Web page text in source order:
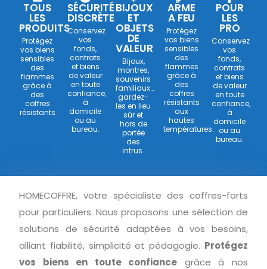
TOUS
LES
PRODUITS
Protégez
vos biens
sensibles
des
flammes
grâce à
des
coffres
résistants
SÉCURITÉ
DISCRÈTE
Conservez
vos
fonds,
contrats
et biens
de valeur
en toute
confiance,
à
domicile
ou au
bureau.
BIJOUX
ET
OBJETS
DE
VALEUR
Bijoux,
montres,
souvenirs
familiaux…
gardez-
les en lieu
sûr et
hors de
portée
des
intrus.
ARME
A FEU
Protégez
vos biens
sensibles
des
flammes
grâce à
des
coffres
résistants
aux
hautes
températures.
POUR
LES
PRO
Conservez
vos
fonds,
contrats
et biens
de valeur
en toute
confiance,
à
domicile
ou au
bureau.
HOMECOFFRE, votre spécialiste des coffres-forts
pour particuliers. Nous proposons une sélection de
solutions de sécurité adaptées à vos besoins,
alliant fiabilité, simplicité et pédagogie. Protégez
vos biens en toute confiance grâce à nos